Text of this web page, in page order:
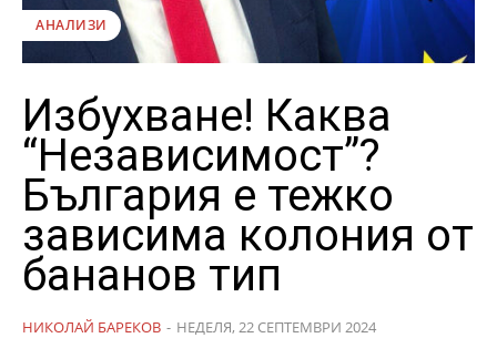
АНАЛИЗИ
Избухване! Каква
“Независимост”?
България е тежко
зависима колония от
бананов тип
НИКОЛАЙ БАРЕКОВ - НЕДЕЛЯ, 22 СЕПТЕМВРИ 2024